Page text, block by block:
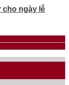
cho ngày lễ